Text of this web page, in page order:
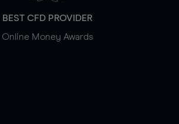
BEST CFD PROVIDER
Online Money Awards